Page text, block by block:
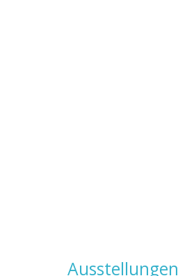
Ausstellungen